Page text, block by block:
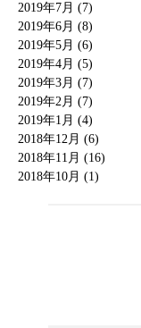
2019年7月 (7)
2019年6月 (8)
2019年5月 (6)
2019年4月 (5)
2019年3月 (7)
2019年2月 (7)
2019年1月 (4)
2018年12月 (6)
2018年11月 (16)
2018年10月 (1)